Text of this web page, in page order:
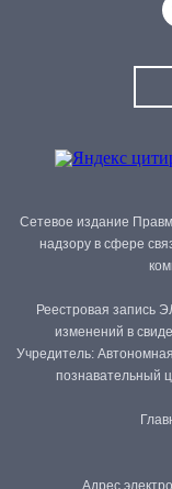
Сетевое издание
надзору в сфере
Реестровая запись
изменений в
Учредитель:
познавательный
Адрес